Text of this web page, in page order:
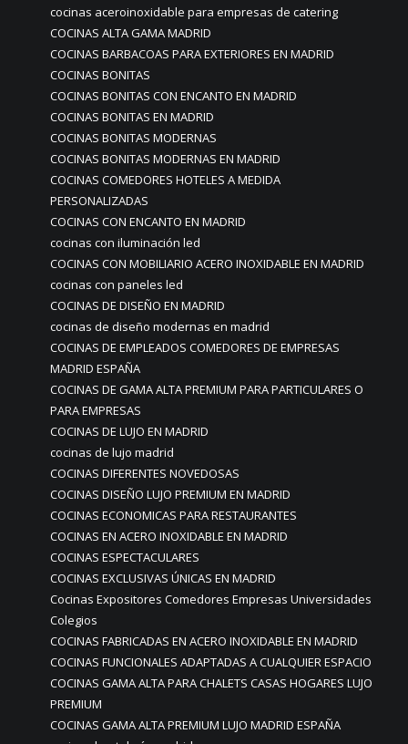
cocinas aceroinoxidable para empresas de catering
COCINAS ALTA GAMA MADRID
COCINAS BARBACOAS PARA EXTERIORES EN MADRID
COCINAS BONITAS
COCINAS BONITAS CON ENCANTO EN MADRID
COCINAS BONITAS EN MADRID
COCINAS BONITAS MODERNAS
COCINAS BONITAS MODERNAS EN MADRID
COCINAS COMEDORES HOTELES A MEDIDA
PERSONALIZADAS
COCINAS CON ENCANTO EN MADRID
cocinas con iluminación led
COCINAS CON MOBILIARIO ACERO INOXIDABLE EN MADRID
cocinas con paneles led
COCINAS DE DISEÑO EN MADRID
cocinas de diseño modernas en madrid
COCINAS DE EMPLEADOS COMEDORES DE EMPRESAS
MADRID ESPAÑA
COCINAS DE GAMA ALTA PREMIUM PARA PARTICULARES O
PARA EMPRESAS
COCINAS DE LUJO EN MADRID
cocinas de lujo madrid
COCINAS DIFERENTES NOVEDOSAS
COCINAS DISEÑO LUJO PREMIUM EN MADRID
COCINAS ECONOMICAS PARA RESTAURANTES
COCINAS EN ACERO INOXIDABLE EN MADRID
COCINAS ESPECTACULARES
COCINAS EXCLUSIVAS ÚNICAS EN MADRID
Cocinas Expositores Comedores Empresas Universidades
Colegios
COCINAS FABRICADAS EN ACERO INOXIDABLE EN MADRID
COCINAS FUNCIONALES ADAPTADAS A CUALQUIER ESPACIO
COCINAS GAMA ALTA PARA CHALETS CASAS HOGARES LUJO
PREMIUM
COCINAS GAMA ALTA PREMIUM LUJO MADRID ESPAÑA